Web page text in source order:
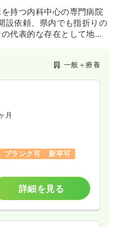
持つ内科中心の専門病院
設依頼、県内でも指折りの
代表的な存在として地域
模が拡大して行くことが
う病院の理念に向け、新
一緒に体制作りに携わり
一般＋療養
月
ブランク可
新卒可
詳細を見る